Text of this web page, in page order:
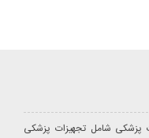
پزشکی شامل تجهیزات پزشکی